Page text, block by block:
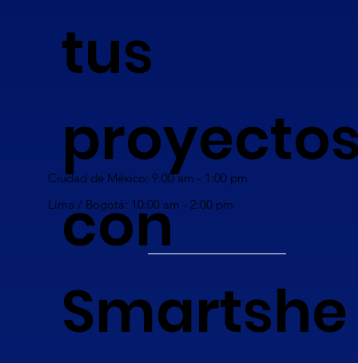
Lima / Bogotá: 10:00 am - 2:00 pm
Ciudad de México: 9:00 am - 1:00 pm
tus
con
Smartshe